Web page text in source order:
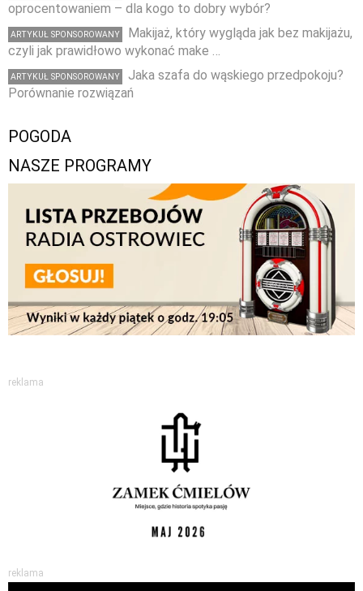
oprocentowaniem – dla kogo to dobry wybór?
ARTYKUŁ SPONSOROWANY
Makijaż, który wygląda jak bez makijażu,
czyli jak prawidłowo wykonać make …
ARTYKUŁ SPONSOROWANY
Jaka szafa do wąskiego przedpokoju?
Porównanie rozwiązań
POGODA
NASZE PROGRAMY
reklama
reklama